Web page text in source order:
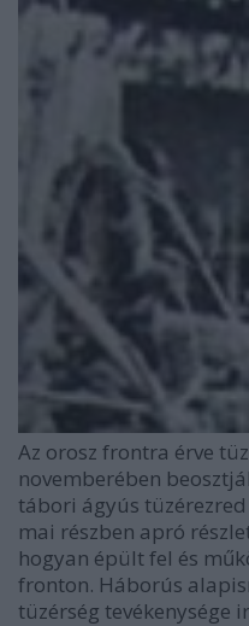
Az orosz frontra érve
novemberében
tábori ágyús
mai részben apró
hogyan épült fel és
fronton. Háborús
tüzérség tevékenysége